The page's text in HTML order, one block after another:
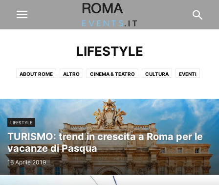
LIFESTYLE
ABOUT ROME ALTRO CINEMA & TEATRO CULTURA EVENTI
LIFESTYLE SPORT VIAGGI & BENESSERE
LIFESTYLE
TURISMO: trend in crescita a Roma per le
vacanze di Pasqua
16 Aprile 2019